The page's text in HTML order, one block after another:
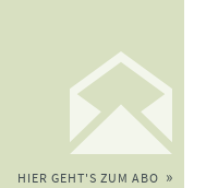
HIER GEHT'S ZUM ABO